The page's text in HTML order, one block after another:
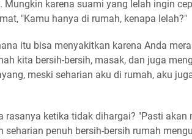
Mungkin karena suami yang lelah ingin
"Kamu hanya di rumah, kenapa lelah?"
itu bisa menyakitkan karena Anda
kita bersih-bersih, masak, dan juga
meski seharian aku di rumah, aku
rasanya ketika tidak dihargai? "Pasti
seharian penuh bersih-bersih rumah